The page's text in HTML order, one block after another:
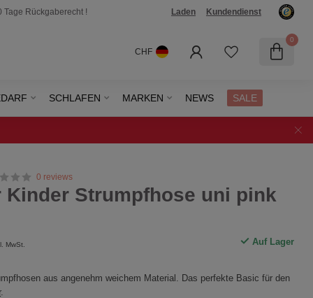
Tage Rückgaberecht ! Laden Kundendienst
CHF
0
SCHLAFEN MARKEN NEWS SALE
0 reviews
Kinder Strumpfhose uni pink
MwSt. Auf Lager
aus angenehm weichem Material. Das perfekte Basic für den
.